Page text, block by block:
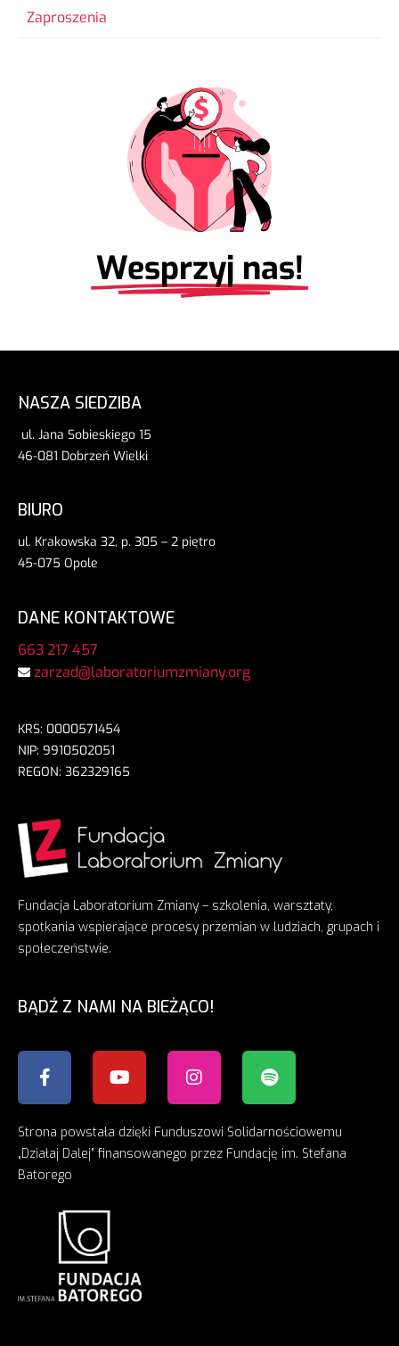
Zaproszenia
Wesprzyj nas!
Fundacja Laboratorium Zmiany – szkolenia, warsztaty,
spotkania wspierające procesy przemian w ludziach, grupach i
społeczeństwie.
BĄDŹ Z NAMI NA BIEŻĄCO!
Strona powstała dzięki Funduszowi Solidarnościowemu
„Działaj Dalej” finansowanego przez Fundację im. Stefana
Batorego
NASZA SIEDZIBA
ul. Jana Sobieskiego 15
46-081 Dobrzeń Wielki
BIURO
ul. Krakowska 32, p. 305 – 2 piętro
45-075 Opole
DANE KONTAKTOWE
663 217 457
zarzad@laboratoriumzmiany.org
KRS: 0000571454
NIP: 9910502051
REGON: 362329165